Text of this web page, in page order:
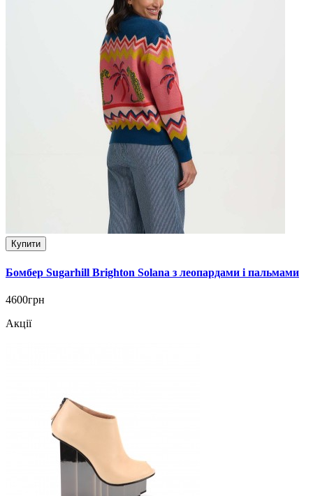
Купити
Бомбер Sugarhill Brighton Solana з леопардами і пальмами
4600грн
Акції